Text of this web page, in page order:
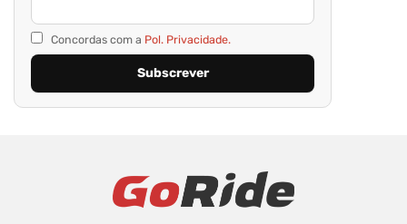
Concordas com a Pol. Privacidade.